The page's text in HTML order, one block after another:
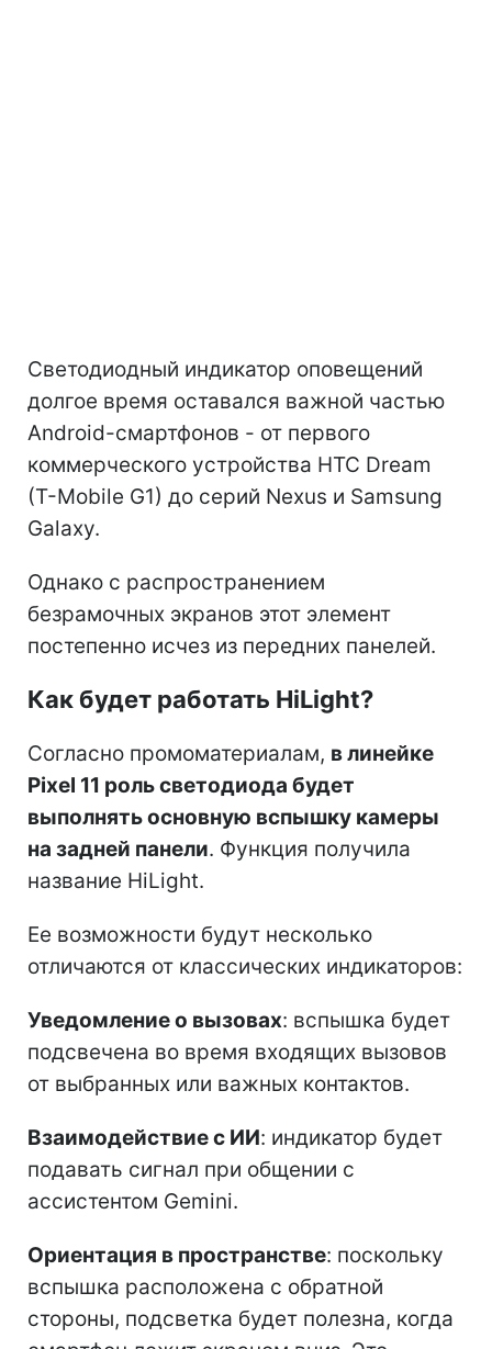
Светодиодный индикатор оповещений
долгое время оставался важной частью
Android-смартфонов - от первого
коммерческого устройства HTC Dream
(T-Mobile G1) до серий Nexus и Samsung
Galaxy.
Однако с распространением
безрамочных экранов этот элемент
постепенно исчез из передних панелей.
Как будет работать HiLight?
Согласно промоматериалам, в линейке
Pixel 11 роль светодиода будет
выполнять основную вспышку камеры
на задней панели. Функция получила
название HiLight.
Ее возможности будут несколько
отличаются от классических индикаторов:
Уведомление о вызовах: вспышка будет
подсвечена во время входящих вызовов
от выбранных или важных контактов.
Взаимодействие с ИИ: индикатор будет
подавать сигнал при общении с
ассистентом Gemini.
Ориентация в пространстве: поскольку
вспышка расположена с обратной
стороны, подсветка будет полезна, когда